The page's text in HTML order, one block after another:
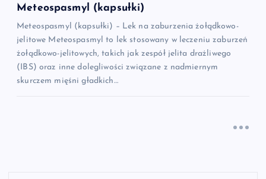
Meteospasmyl (kapsułki)
Meteospasmyl (kapsułki) – Lek na zaburzenia żołądkowo-
jelitowe Meteospasmyl to lek stosowany w leczeniu zaburzeń
żołądkowo-jelitowych, takich jak zespół jelita drażliwego
(IBS) oraz inne dolegliwości związane z nadmiernym
skurczem mięśni gładkich…